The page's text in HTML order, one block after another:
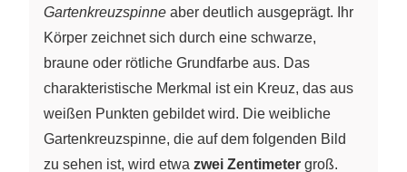
Gartenkreuzspinne aber deutlich ausgeprägt. Ihr
Körper zeichnet sich durch eine schwarze,
braune oder rötliche Grundfarbe aus. Das
charakteristische Merkmal ist ein Kreuz, das aus
weißen Punkten gebildet wird. Die weibliche
Gartenkreuzspinne, die auf dem folgenden Bild
zu sehen ist, wird etwa zwei Zentimeter groß.